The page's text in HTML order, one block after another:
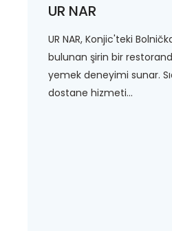
UR NAR
UR NAR, Konjic'teki
bulunan şirin bir
yemek deneyimi sunar.
dostane hizmeti...